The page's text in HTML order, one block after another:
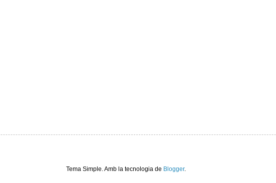
Tema Simple. Amb la tecnologia de Blogger.